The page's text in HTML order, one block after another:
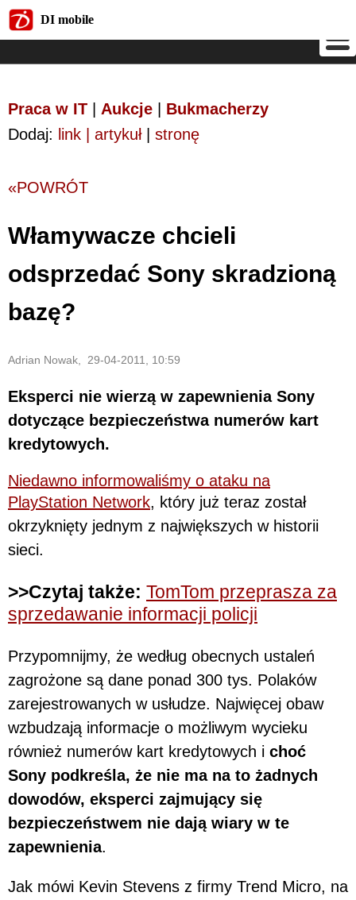
DI mobile
Praca w IT Aukcje
Bukmacherzy
Dodaj: link | artykuł| stronę
«POWRÓT
Włamywacze chcieli
odsprzedać Sony skradzioną
bazę?
Adrian Nowak, 29-04-2011, 10:59
Eksperci nie wierzą w zapewnienia Sony
dotyczące bezpieczeństwa numerów kart
kredytowych.
Niedawno informowaliśmy o ataku na
PlayStation Network, który już teraz został
okrzyknięty jednym z największych w historii
sieci.
>>Czytaj także: TomTom przeprasza za
sprzedawanie informacji policji
Przypomnijmy, że według obecnych ustaleń
zagrożone są dane ponad 300 tys. Polaków
zarejestrowanych w usłudze. Najwięcej obaw
wzbudzają informacje o możliwym wycieku
również numerów kart kredytowych i choć
Sony podkreśla, że nie ma na to żadnych
dowodów, eksperci zajmujący się
bezpieczeństwem nie dają wiary w te
zapewnienia.
Jak mówi Kevin Stevens z firmy Trend Micro, na
DI mobile